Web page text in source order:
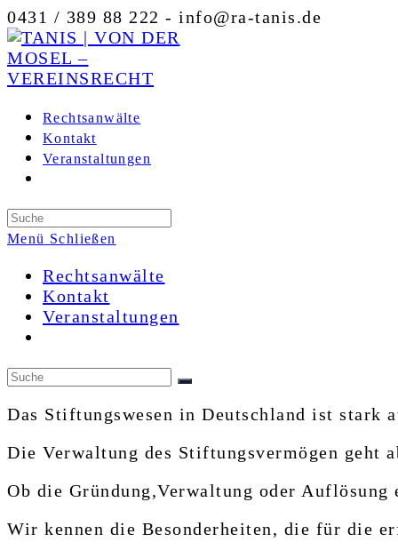
Zum
Inhalt
springen
0431 / 389 88 222 - info@ra-tanis.de
Rechtsanwälte
Kontakt
Veranstaltungen
search
Menü Schließen
Rechtsanwälte
Kontakt
Veranstaltungen
search
Das Stiftungswesen in Deutschland ist stark
Die Verwaltung des Stiftungsvermögen geht
Ob die Gründung,Verwaltung oder
Wir kennen die Besonderheiten, die für die